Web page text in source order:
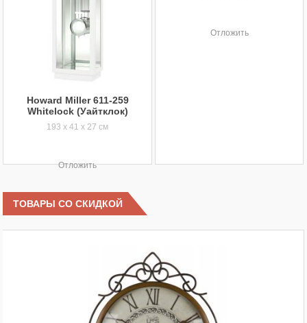
Howard Miller 611-259
Whitelock (Уайтклок)
193 x 41 x 27 см
Отложить
Отложить
ТОВАРЫ СО СКИДКОЙ